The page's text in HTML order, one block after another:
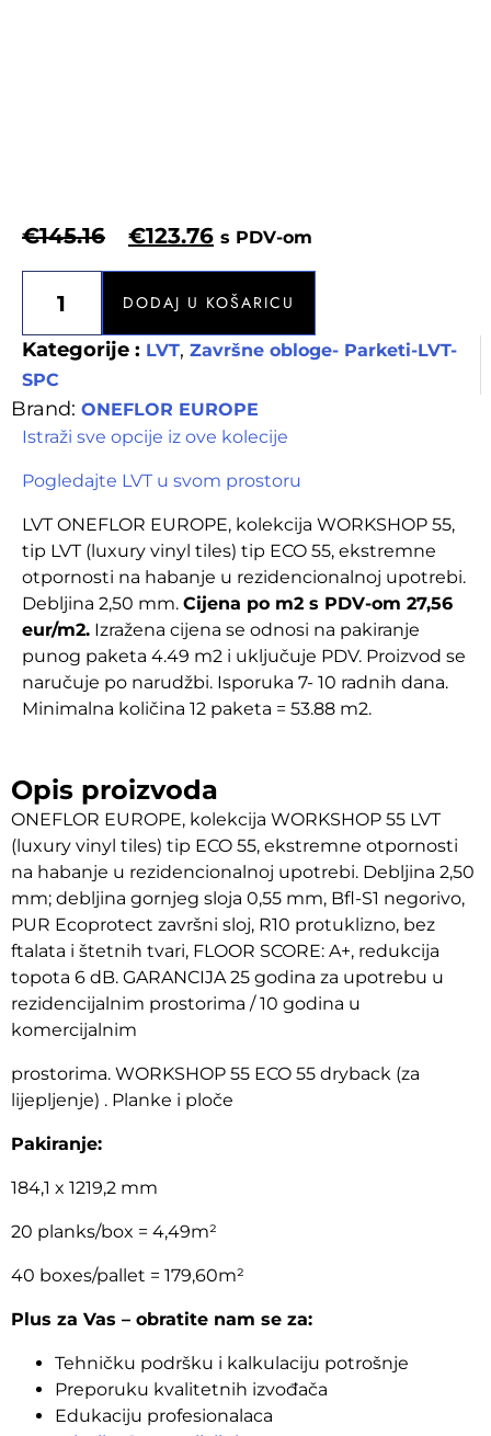
€145.16 €123.76 s PDV-om
DODAJ U KOŠARICU
Kategorije : LVT, Završne obloge- Parketi-LVT-
SPC
Brand: ONEFLOR EUROPE
Istraži sve opcije iz ove kolecije
Pogledajte LVT u svom prostoru
LVT ONEFLOR EUROPE, kolekcija WORKSHOP 55,
tip LVT (luxury vinyl tiles) tip ECO 55, ekstremne
otpornosti na habanje u rezidencionalnoj upotrebi.
Debljina 2,50 mm. Cijena po m2 s PDV-om 27,56
eur/m2. Izražena cijena se odnosi na pakiranje
punog paketa 4.49 m2 i uključuje PDV. Proizvod se
naručuje po narudžbi. Isporuka 7- 10 radnih dana.
Minimalna količina 12 paketa = 53.88 m2.
Opis proizvoda
ONEFLOR EUROPE, kolekcija WORKSHOP 55 LVT
(luxury vinyl tiles) tip ECO 55, ekstremne otpornosti
na habanje u rezidencionalnoj upotrebi. Debljina 2,50
mm; debljina gornjeg sloja 0,55 mm, Bfl-S1 negorivo,
PUR Ecoprotect završni sloj, R10 protuklizno, bez
ftalata i štetnih tvari, FLOOR SCORE: A+, redukcija
topota 6 dB. GARANCIJA 25 godina za upotrebu u
rezidencijalnim prostorima / 10 godina u
komercijalnim
prostorima. WORKSHOP 55 ECO 55 dryback (za
lijepljenje) . Planke i ploče
Pakiranje:
184,1 x 1219,2 mm
20 planks/box = 4,49m²
40 boxes/pallet = 179,60m²
Plus za Vas – obratite nam se za:
Tehničku podršku i kalkulaciju potrošnje
Preporuku kvalitetnih izvođača
Edukaciju profesionalaca